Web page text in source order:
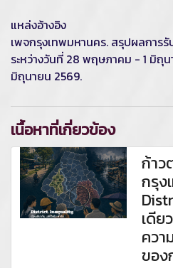
แหล่งอ้างอิง
เพจกรุงเทพมหานคร. สรุปผลการ
ระหว่างวันที่ 28 พฤษภาคม - 1 มิถุ
มิถุนายน 2569.
เนื้อหาที่เกี่ยวข้อง
ก้าว
กรุง
เดีย
ควา
ของ